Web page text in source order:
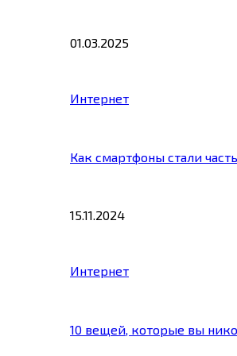
01.03.2025
Интернет
Как смартфоны стали
15.11.2024
Интернет
10 вещей, которые вы